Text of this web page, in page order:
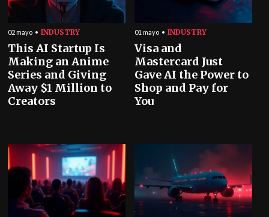
02 mayo INDUSTRY
This AI Startup Is
Making an Anime
Series and Giving
Away $1 Million to
Creators
01 mayo INDUSTRY
Visa and
Mastercard Just
Gave AI the Power to
Shop and Pay for
You